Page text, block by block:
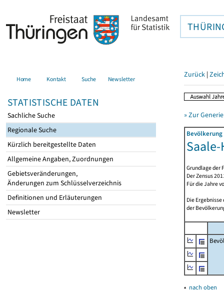
Home Kontakt Suche Newsletter
STATISTISCHE DATEN
Sachliche Suche
Regionale Suche
Kürzlich bereitgestellte Daten
Allgemeine Angaben, Zuordnungen
Gebietsveränderungen,
Änderungen zum Schlüsselverzeichnis
Definitionen und Erläuterungen
Newsletter
Zurück |
» Zur
Grundlage der
Der Zensus
Für die Jahre
Die
der
▴ nach oben